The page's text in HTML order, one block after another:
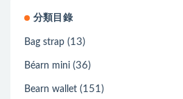
分類目錄
Bag strap (13)
Béarn mini (36)
Bearn wallet (151)